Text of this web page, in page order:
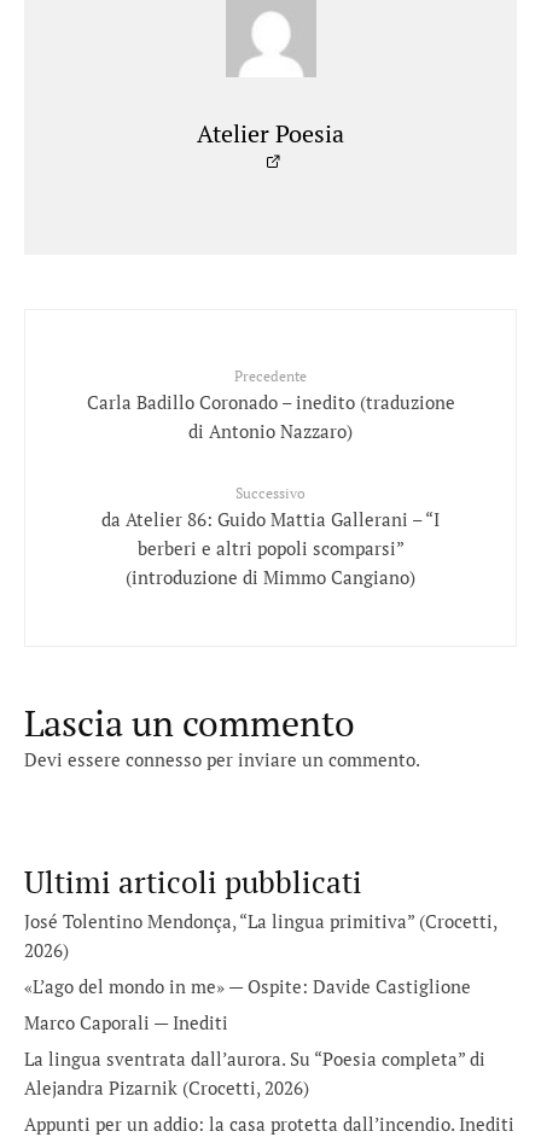
Atelier Poesia
Precedente
Carla Badillo Coronado – inedito (traduzione
di Antonio Nazzaro)
Successivo
da Atelier 86: Guido Mattia Gallerani – “I
berberi e altri popoli scomparsi”
(introduzione di Mimmo Cangiano)
Lascia un commento
Devi essere connesso per inviare un commento.
Ultimi articoli pubblicati
José Tolentino Mendonça, “La lingua primitiva” (Crocetti,
2026)
«L’ago del mondo in me» — Ospite: Davide Castiglione
Marco Caporali — Inediti
La lingua sventrata dall’aurora. Su “Poesia completa” di
Alejandra Pizarnik (Crocetti, 2026)
Appunti per un addio: la casa protetta dall’incendio. Inediti